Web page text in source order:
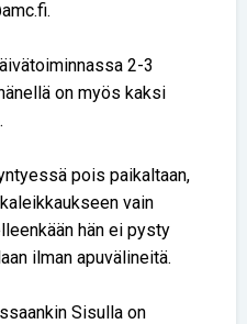
2-3
on myös kaksi
pois paikaltaan,
vain
hän ei pysty
ilman apuvälineitä.
Sisulla on